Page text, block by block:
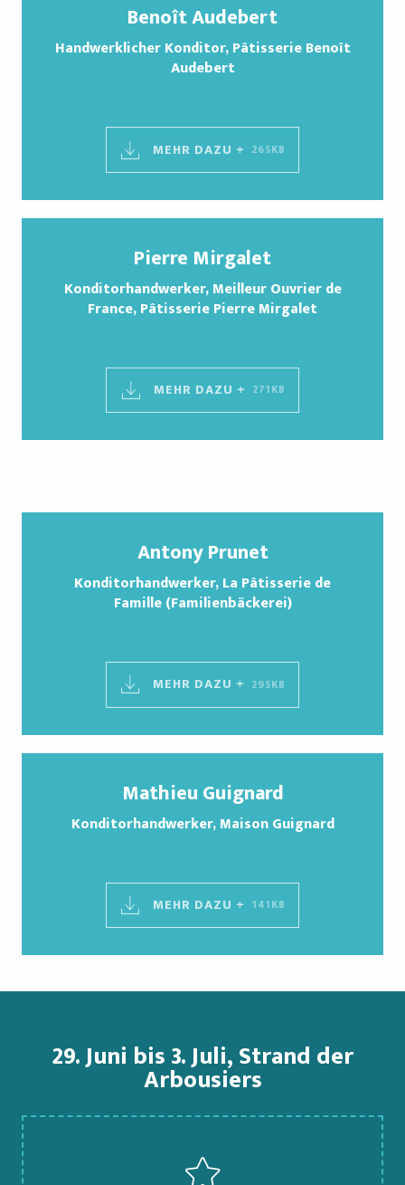
Benoît Audebert
Handwerklicher Konditor, Pâtisserie Benoît
Audebert
MEHR DAZU + 265KB
Pierre Mirgalet
Konditorhandwerker, Meilleur Ouvrier de
France, Pâtisserie Pierre Mirgalet
MEHR DAZU + 271KB
Antony Prunet
Konditorhandwerker, La Pâtisserie de
Famille (Familienbäckerei)
MEHR DAZU + 295KB
Mathieu Guignard
Konditorhandwerker, Maison Guignard
MEHR DAZU + 141KB
29. Juni bis 3. Juli, Strand der
Arbousiers